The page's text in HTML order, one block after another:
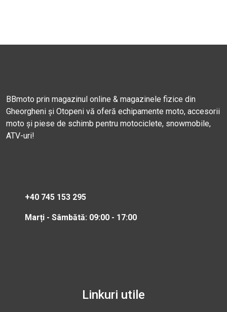
BBmoto prin magazinul online & magazinele fizice din
Gheorgheni și Otopeni vă oferă echipamente moto, accesorii
moto și piese de schimb pentru motociclete, snowmobile,
ATV-uri!
+40 745 153 295
Marți - Sâmbătă: 09:00 - 17:00
Linkuri utile